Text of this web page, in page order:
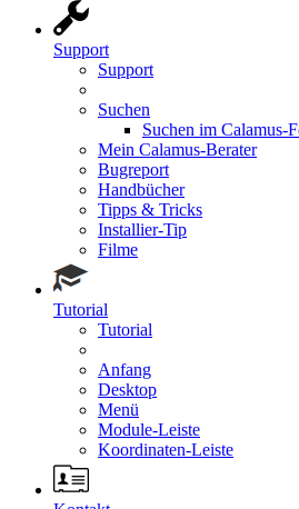
Support
Support
Suchen
Suchen im Calamus-
Mein Calamus-Berater
Bugreport
Handbücher
Tipps & Tricks
Installier-Tip
Filme
Tutorial
Tutorial
Anfang
Desktop
Menü
Module-Leiste
Koordinaten-Leiste